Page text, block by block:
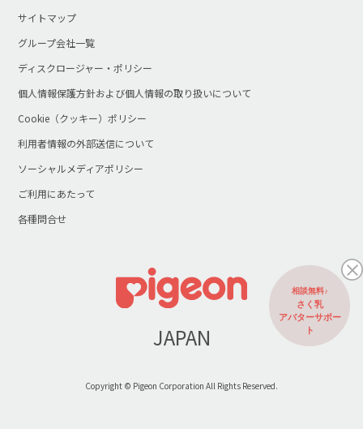
サイトマップ
グループ会社一覧
ディスクロージャー・ポリシー
個人情報保護方針および個人情報の取り扱いについて
Cookie（クッキー）ポリシー
利用者情報の外部送信について
ソーシャルメディアポリシー
ご利用にあたって
各種問合せ
JAPAN
Copyright © Pigeon Corporation All Rights Reserved.
相談無料♪
さく乳
アバターサポー
ト